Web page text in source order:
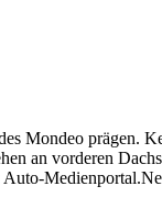
Mondeo prägen.
an vorderen
Auto-